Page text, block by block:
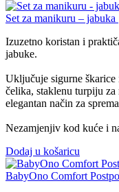
Set za manikuru – jabuka
Izuzetno koristan i
jabuke.
Uključuje sigurne
čelika, staklenu turpiju
elegantan način za
Nezamjenjiv kod kuće i
Dodaj u košaricu
BabyOno Comfort